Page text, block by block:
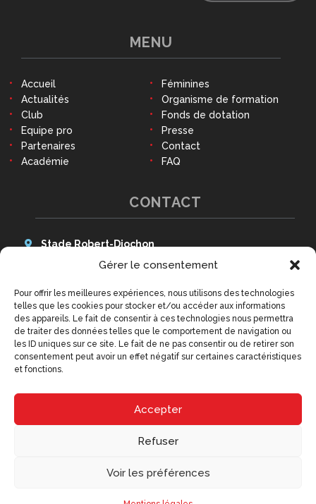
Gérer le consentement
Pour offrir les meilleures expériences, nous utilisons des technologies
telles que les cookies pour stocker et/ou accéder aux informations
des appareils. Le fait de consentir à ces technologies nous permettra
de traiter des données telles que le comportement de navigation ou
les ID uniques sur ce site. Le fait de ne pas consentir ou de retirer son
consentement peut avoir un effet négatif sur certaines caractéristiques
et fonctions.
Accepter
Refuser
Voir les préférences
CONTACT
Stade Robert-Diochon
48 Avenue des Canadiens
Tél : 02 79 02 77 20
9h - 12h30 et 14h - 18h
(hors week-ends et jours fériés)
contact@qrm.fr
MENU
Accueil
Actualités
Club
Equipe pro
Partenaires
Académie
Féminines
Organisme de formation
Fonds de dotation
Presse
Contact
FAQ